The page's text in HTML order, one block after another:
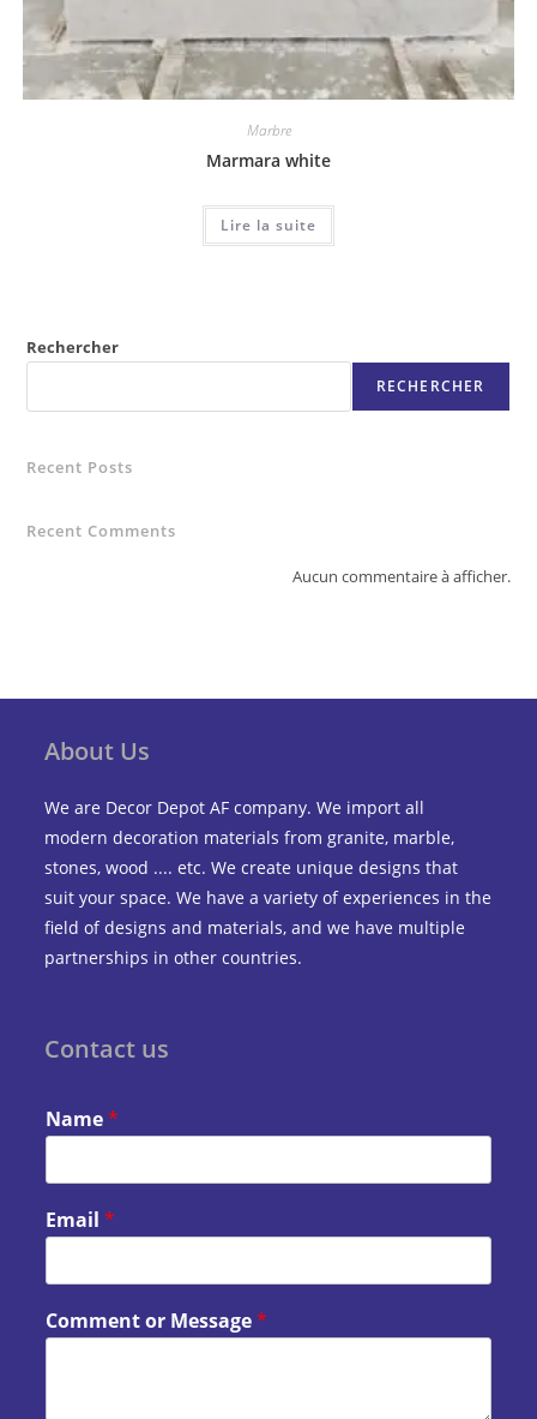
Marbre
Marmara white
Lire la suite
Rechercher
RECHERCHER
Recent Posts
Recent Comments
Aucun commentaire à afficher.
About Us
We are Decor Depot AF company. We import all
modern decoration materials from granite, marble,
stones, wood .... etc. We create unique designs that
suit your space. We have a variety of experiences in the
field of designs and materials, and we have multiple
partnerships in other countries.
Contact us
Name*
Email*
Comment or Message*